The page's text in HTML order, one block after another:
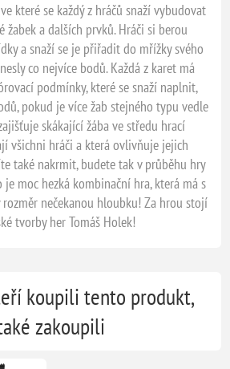
které se každý z hráčů snaží vybudovat
a dalších prvků. Hráči si berou
a snaží se je přiřadit do mřížky svého
co nejvíce bodů. Každá z karet má
podmínky, které se snaží naplnit,
pokud je více žab stejného typu vedle
skákající žába ve středu hrací
všichni hráči a která ovlivňuje jejich
také nakrmit, budete tak v průběhu hry
moc hezká kombinační hra, která má s
nečekanou hloubku! Za hrou stojí
tvorby her Tomáš Holek!
koupili tento produkt,
zakoupili